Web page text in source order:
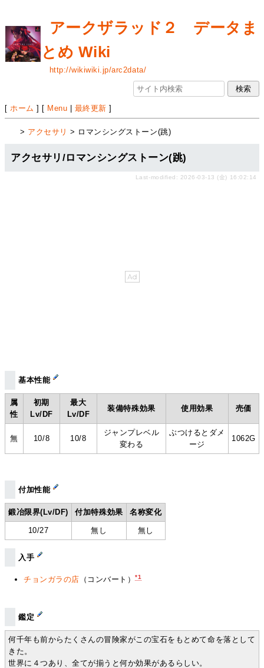
アークザラッド２ データま
とめ Wiki
http://wikiwiki.jp/arc2data/
[ ホーム ] [ Menu 最終更新 ]
> アクセサリ > ロマンシングストーン(跳)
アクセサリ/ロマンシングストーン(跳)
Last-modified: 2026-03-13 (金) 16:02:14
基本性能
属
性
初期
Lv/DF
最大
Lv/DF
装備特殊効果 使用効果 売価
無 10/8 10/8
ジャンプレベル
変わる
ぶつけるとダメ
ージ
1062G
付加性能
鍛冶限界(Lv/DF) 付加特殊効果 名称変化
10/27 無し 無し
入手
チョンガラの店 （コンバート）*1
鑑定
何千年も前からたくさんの冒険家がこの宝石をもとめて命を落として
きた。
世界に４つあり、全てが揃うと何か効果があるらしい。